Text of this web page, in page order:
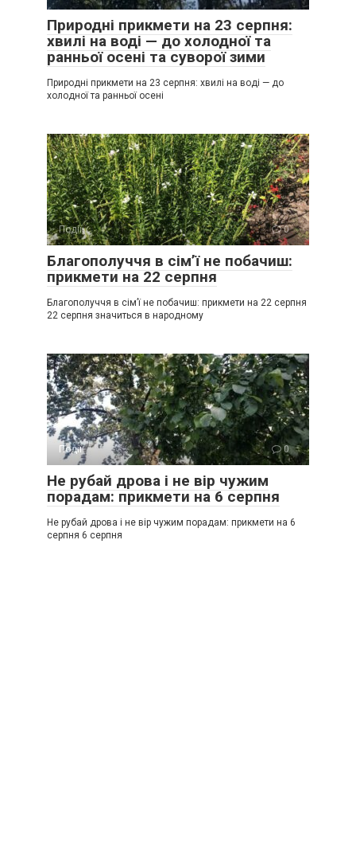
Природні прикмети на 23 серпня:
хвилі на воді — до холодної та
ранньої осені та суворої зими
Природні прикмети на 23 серпня: хвилі на воді — до
холодної та ранньої осені
Події 0
Благополуччя в сім’ї не побачиш:
прикмети на 22 серпня
Благополуччя в сім’ї не побачиш: прикмети на 22 серпня
22 серпня значиться в народному
Події 0
Не рубай дрова і не вір чужим
порадам: прикмети на 6 серпня
Не рубай дрова і не вір чужим порадам: прикмети на 6
серпня 6 серпня